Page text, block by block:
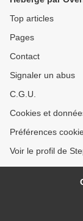
Top articles
Pages
Contact
Signaler un abus
C.G.U.
Cookies et
Préférences
Voir le profil de